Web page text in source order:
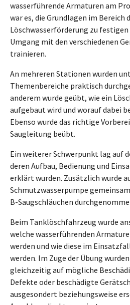
wasserführende Armaturen am
war es, die Grundlagen im Bereich
Löschwasserförderung zu festigen
Umgang mit den verschiedenen
trainieren.
An mehreren Stationen wurden
Themenbereiche praktisch
anderem wurde geübt, wie ein
aufgebaut wird und worauf dabei
Ebenso wurde das richtige
Saugleitung beübt.
Ein weiterer Schwerpunkt lag auf
deren Aufbau, Bedienung und
erklärt wurden. Zusätzlich wurde
Schmutzwasserpumpe
B-Saugschläuchen
Beim Tanklöschfahrzeug wurde
welche wasserführenden
werden und wie diese im
werden. Im Zuge der Übung
gleichzeitig auf mögliche
Defekte oder beschädigte
ausgesondert beziehungsweise